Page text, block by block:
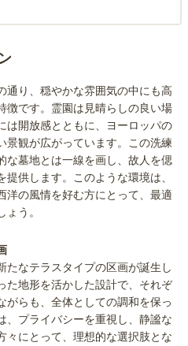
通り、穏やかな雰囲気の中にも高
徴です。霊園は見晴らしの良い場
は開放感とともに、ヨーロッパの
景観が広がっています。この洗練
な墓地とは一線を画し、故人を偲
供します。このような環境は、
洋の風情を好む方にとって、最適
う。
たなテラスタイプの区画が誕生し
た地形を活かした設計で、それぞ
がらも、全体としての調和を保っ
、プライバシーを重視し、静謐な
々にとって、理想的な選択肢とな